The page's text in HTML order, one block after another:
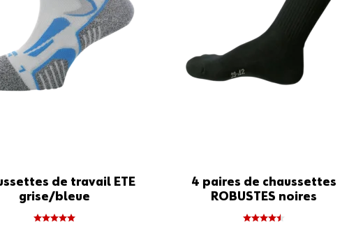
de travail ETE
grise/bleue
4 paires de chaussettes
ROBUSTES noires